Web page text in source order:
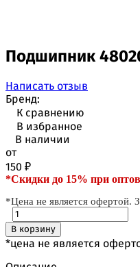
Подшипник
Написать отзыв
Бренд:
К сравнению
В избранное
В наличии
от
150 ₽
*Скидки до 15% при
*Цена не является офертой.
В корзину
*цена не является